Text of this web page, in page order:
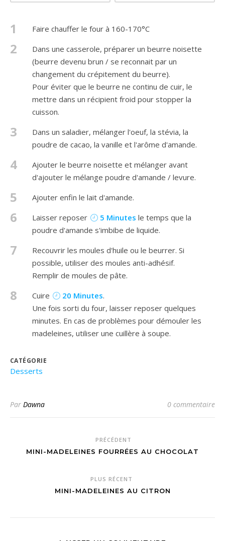
1 Faire chauffer le four à 160-170°C
2
Dans une casserole, préparer un beurre noisette
(beurre devenu brun / se reconnait par un
changement du crépitement du beurre).
Pour éviter que le beurre ne continu de cuir, le
mettre dans un récipient froid pour stopper la
cuisson.
3
Dans un saladier, mélanger l'oeuf, la stévia, la
poudre de cacao, la vanille et l'arôme d'amande.
4
Ajouter le beurre noisette et mélanger avant
d'ajouter le mélange poudre d'amande / levure.
5 Ajouter enfin le lait d'amande.
6 Laisser reposer 5 Minutes le temps que la
poudre d'amande s'imbibe de liquide.
7
Recouvrir les moules d'huile ou le beurrer. Si
possible, utiliser des moules anti-adhésif.
Remplir de moules de pâte.
8 Cuire 20 Minutes.
Une fois sorti du four, laisser reposer quelques
minutes. En cas de problèmes pour démouler les
madeleines, utiliser une cuillère à soupe.
CATÉGORIE
Desserts
Par Dawna 0 commentaire
PRÉCÉDENT
MINI-MADELEINES FOURRÉES AU CHOCOLAT
PLUS RÉCENT
MINI-MADELEINES AU CITRON